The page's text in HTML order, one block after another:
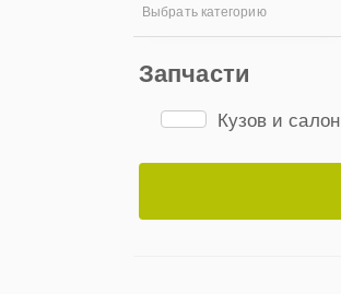
Выбрать категорию
Запчасти
Кузов и салон